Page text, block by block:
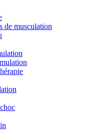
de musculation